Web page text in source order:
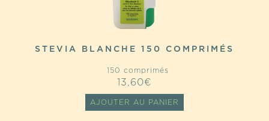
STEVIA BLANCHE 150 COMPRIMÉS
150 comprimés
13,60€
AJOUTER AU PANIER